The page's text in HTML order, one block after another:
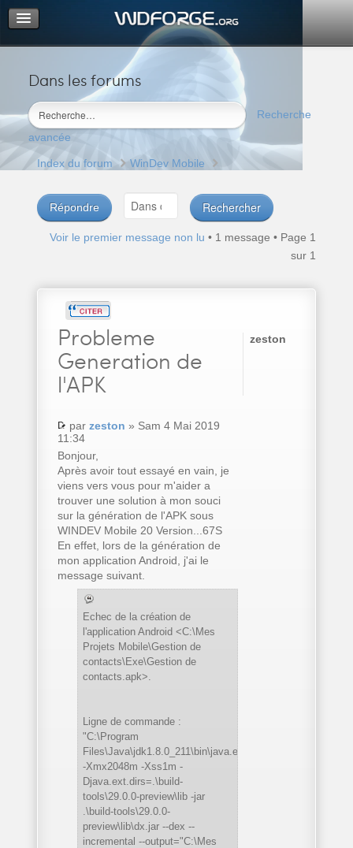
Dans les forums
Recherche
avancée
Portail
Index du forum
M’enregistrer
Connexion
Index du forum WinDev Mobile
Répondre
Voir le premier message non lu • 1 message • Page 1
sur 1
Probleme
Generation de
l'APK
par zeston » Sam 4 Mai 2019
11:34
Bonjour,
Après avoir tout essayé en vain, je
viens vers vous pour m'aider a
trouver une solution à mon souci
sur la génération de l'APK sous
WINDEV Mobile 20 Version...67S
En effet, lors de la génération de
mon application Android, j'ai le
message suivant.
Echec de la création de
l'application Android <C:\Mes
Projets Mobile\Gestion de
contacts\Exe\Gestion de
contacts.apk>.
Ligne de commande :
"C:\Program
Files\Java\jdk1.8.0_211\bin\java.exe"
-Xmx2048m -Xss1m -
Djava.ext.dirs=.\build-
tools\29.0.0-preview\lib -jar
.\build-tools\29.0.0-
preview\lib\dx.jar --dex --
incremental --output="C:\Mes
zeston